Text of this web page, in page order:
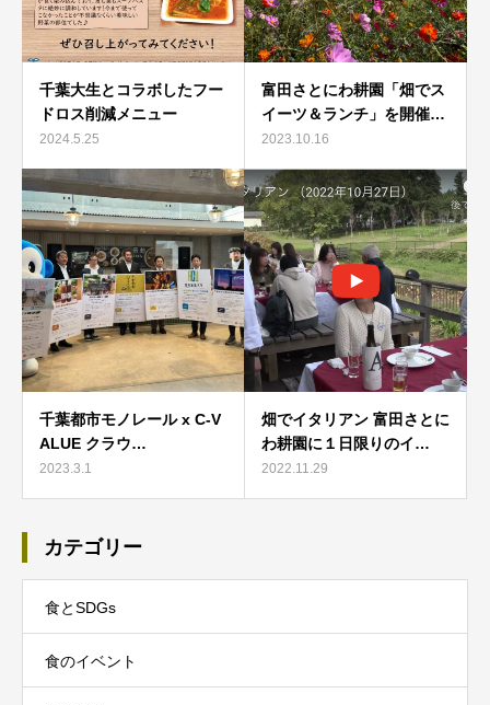
千葉大生とコラボしたフー
ドロス削減メニュー
2024.5.25
富田さとにわ耕園「畑でス
イーツ＆ランチ」を開催…
2023.10.16
千葉都市モノレール x C-V
ALUE クラウ…
2023.3.1
畑でイタリアン 富田さとに
わ耕園に１日限りのイ…
2022.11.29
カテゴリー
食とSDGs
食のイベント